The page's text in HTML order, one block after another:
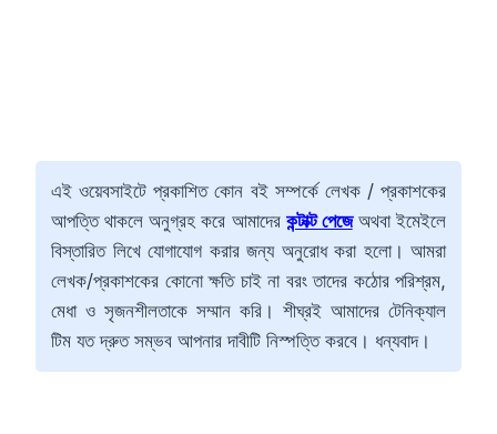
এই ওয়েবসাইটে প্রকাশিত কোন বই সম্পর্কে লেখক / প্রকাশকের
আপত্তি থাকলে অনুগ্রহ করে আমাদের কন্টাক্ট পেজেঅথবা ইমেইলে
বিস্তারিত লিখে যোগাযোগ করার জন্য অনুরোধ করা হলো। আমরা
লেখক/প্রকাশকের কোনো ক্ষতি চাই না বরং তাদের কঠোর পরিশ্রম,
মেধা ও সৃজনশীলতাকে সম্মান করি। শীঘ্রই আমাদের টেনিক্যাল
টিম যত দ্রুত সম্ভব আপনার দাবীটি নিস্পত্তি করবে। ধন্যবাদ।